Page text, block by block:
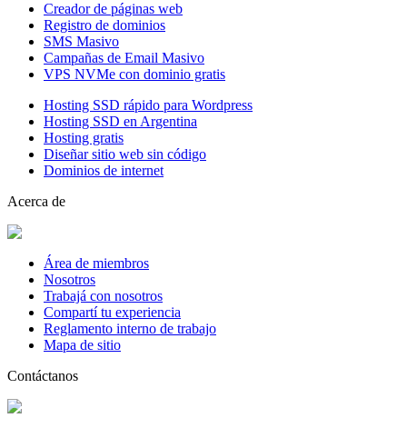
Creador de páginas web
Registro de dominios
SMS Masivo
Campañas de Email Masivo
VPS NVMe con dominio gratis
Hosting SSD rápido para Wordpress
Hosting SSD en Argentina
Hosting gratis
Diseñar sitio web sin código
Dominios de internet
Acerca de
Área de miembros
Nosotros
Trabajá con nosotros
Compartí tu experiencia
Reglamento interno de trabajo
Mapa de sitio
Contáctanos